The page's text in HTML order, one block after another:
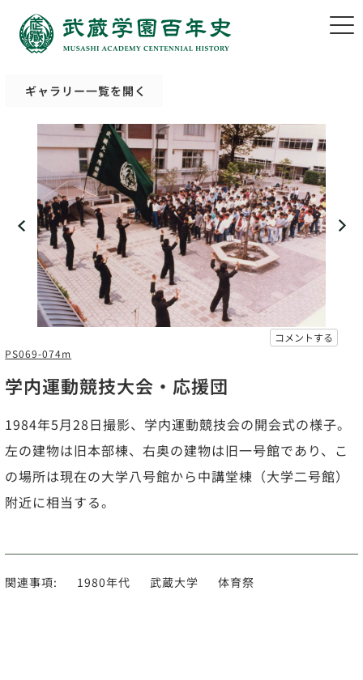
ギャラリー一覧を開く
コメントする
PS069-074m
学内運動競技大会・応援団
1984年5月28日撮影、学内運動競技会の開会式の様子。
左の建物は旧本部棟、右奥の建物は旧一号館であり、こ
の場所は現在の大学八号館から中講堂棟（大学二号館）
附近に相当する。
関連事項: 1980年代 武蔵大学 体育祭